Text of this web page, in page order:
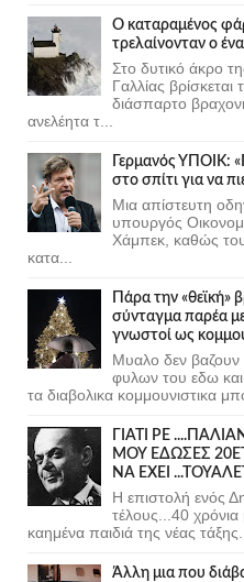
Ο καταραμένος
τρελαίνονταν ο
Στο δυτικό άκρο
Γαλλίας
διάσπαρτο
ανελέητα τ...
Γερμανός ΥΠΟΙΚ:
στο σπίτι για να
Μια απίστευτη
υπουργός
Χάμπεκ, καθώς
κατα...
Πάρα την «θεϊκή»
σύνταγμα παρέα
γνωστοί ως
Μυαλο δεν βαζουν
φυλων του εδω
τα διαβολικα κομμουνιστικα
ΓΙΑΤΙ ΡΕ
ΜΟΥ ΕΔΩΣΕΣ
ΝΑ ΕΧΕΙ
Η επιστολή ενός
τέλους...40 χρόνια
καημένα παιδιά της νέας τάξης.
Άλλη μια που